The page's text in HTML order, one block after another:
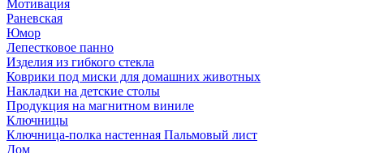
Мотивация
Раневская
Юмор
Лепестковое панно
Изделия из гибкого стекла
Коврики под миски для домашних животных
Накладки на детские столы
Продукция на магнитном виниле
Ключницы
Ключница-полка настенная Пальмовый лист
Дом